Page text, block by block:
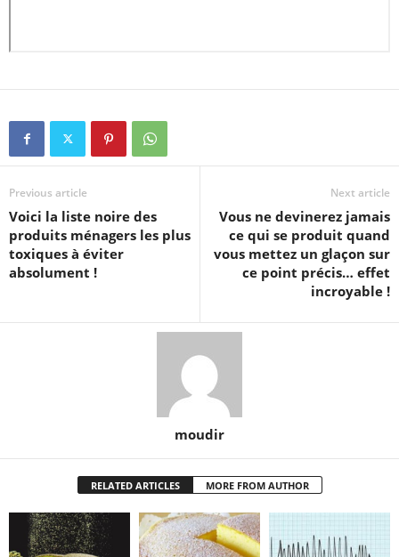
Previous article
Voici la liste noire des
produits ménagers les plus
toxiques à éviter
absolument !
Next article
Vous ne devinerez jamais
ce qui se produit quand
vous mettez un glaçon sur
ce point précis… effet
incroyable !
moudir
RELATED ARTICLES MORE FROM AUTHOR